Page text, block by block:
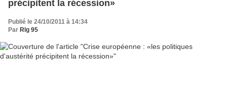
précipitent la récession»
Publié le 24/10/2011 à 14:34
Par Rlg 95